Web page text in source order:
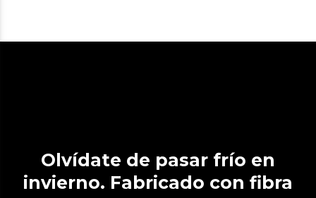
Olvídate de pasar frío en
invierno. Fabricado con fibra